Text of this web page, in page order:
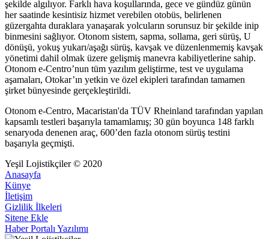
şekilde algılıyor. Farklı hava koşullarında, gece ve gündüz günün
her saatinde kesintisiz hizmet verebilen otobüs, belirlenen
güzergahta duraklara yanaşarak yolcuların sorunsuz bir şekilde inip
binmesini sağlıyor. Otonom sistem, sapma, sollama, geri sürüş, U
dönüşü, yokuş yukarı/aşağı sürüş, kavşak ve düzenlenmemiş kavşak
yönetimi dahil olmak üzere gelişmiş manevra kabiliyetlerine sahip.
Otonom e-Centro’nun tüm yazılım geliştirme, test ve uygulama
aşamaları, Otokar’ın yetkin ve özel ekipleri tarafından tamamen
şirket bünyesinde gerçekleştirildi.
Otonom e-Centro, Macaristan'da TÜV Rheinland tarafından yapılan
kapsamlı testleri başarıyla tamamlamış; 30 gün boyunca 148 farklı
senaryoda denenen araç, 600’den fazla otonom sürüş testini
başarıyla geçmişti.
Yeşil Lojistikçiler © 2020
Anasayfa
Künye
İletişim
Gizlilik İlkeleri
Sitene Ekle
Haber Portalı Yazılımı